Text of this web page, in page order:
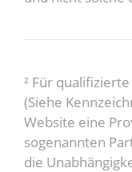
² Für
(Siehe
Website eine
sogenannten
die